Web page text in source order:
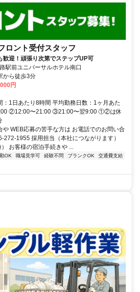
ロント受付スタッフ
歓迎！頑張り次第でステップUP可
駅前ユニバーサルホテル南口
から徒歩3分
円
：1日あたり8時間 平均勤務日数：1ヶ月あた
②12:00〜21:00 ③21:00〜翌9:00 ①②は休
や WEB応募の苦手な方は お電話でのお問い合
272-1955 採用担当（本社につながります）
お客様の宿泊手続きや ...
OK 職場見学可 経験不問 ブランクOK
交通費支給